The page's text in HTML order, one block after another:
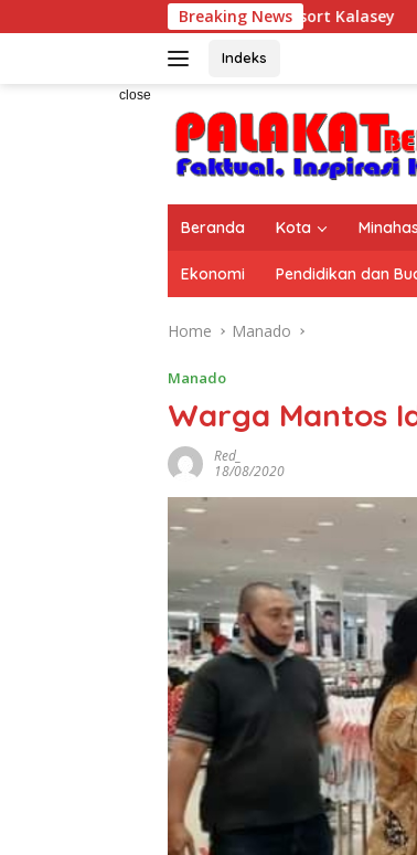
to
Breaking News
Hospitality di Murex Resort Kalasey
Indeks
close
Beranda Kota
Ekonomi Pendidikan dan
Home Manado
Manado
Warga Mantos
Red_
18/08/2020